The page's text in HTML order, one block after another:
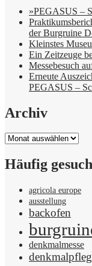
»PEGASUS –
der Burgruine
Kleinstes
Ein Zeitzeuge
Messebesuch
Erneute
PEGASUS –
Archiv
Archiv
Häufig
agricola europe
ausstellung
backofen
denkmalmesse